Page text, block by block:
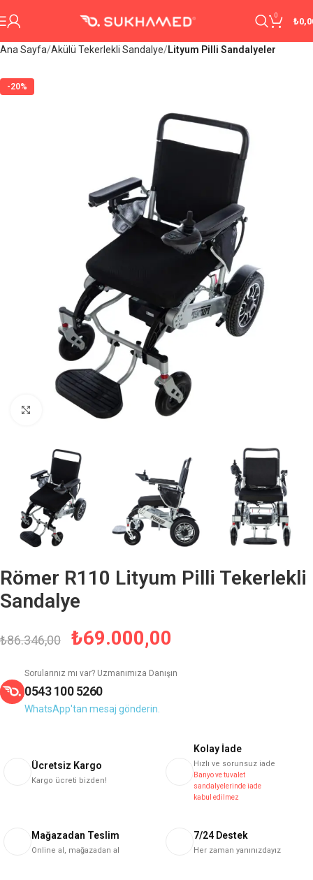
0
₺
Ana Sayfa Akülü Tekerlekli Sandalye Lityum Pilli Sandalyeler
-20%
Büyütmek için tıklayın
Römer R110 Lityum Pilli Tekerlekli
Sandalye
₺86.346,00 ₺69.000,00
Sorularınız mı var? Uzmanımıza Danışın
0543 100 5260
WhatsApp'tan mesaj gönderin.
Ücretsiz Kargo
Kargo ücreti bizden!
Kolay İade
Hızlı ve sorunsuz iade
Banyo ve tuvalet
sandalyelerinde iade
kabul edilmez
Mağazadan Teslim
Online al, mağazadan al
7/24 Destek
Her zaman yanınızdayız